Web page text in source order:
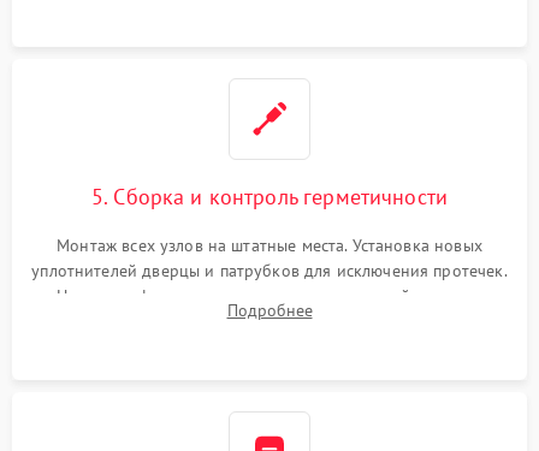
5. Сборка и контроль герметичности
Монтаж всех узлов на штатные места. Установка новых
уплотнителей дверцы и патрубков для исключения протечек.
Надежная фиксация хомутов гидравлической системы,
сборка корпуса и установка датчика поплавка.
Подробнее